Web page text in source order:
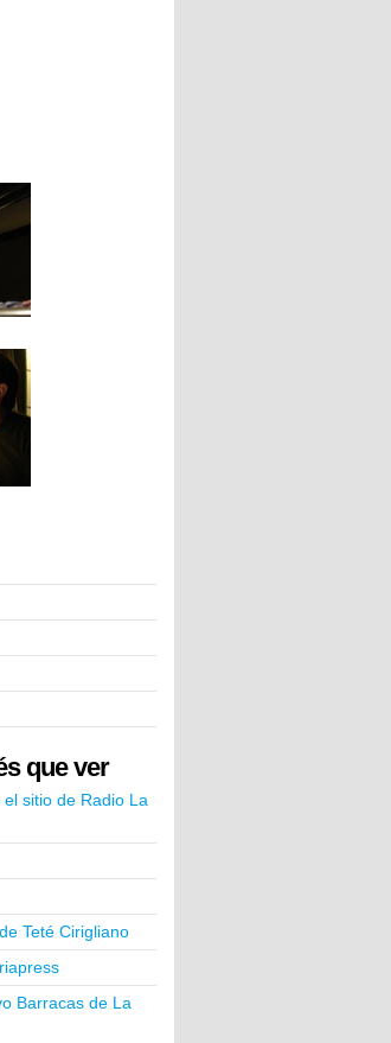
que ver
sitio de Radio La
Teté Cirigliano
Barracas de La